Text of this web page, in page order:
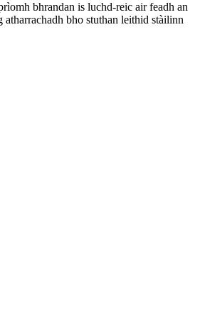
bhrandan is luchd-reic air feadh an
atharrachadh bho stuthan leithid stàilinn